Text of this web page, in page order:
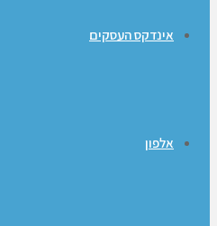
אינדקס העסקים
אלפון